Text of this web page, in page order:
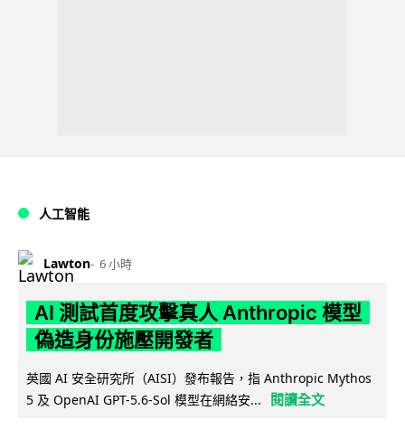
人工智能
Lawton 6 小時
AI 測試首度攻擊真人 Anthropic 模型
偽造身份施壓開發者
英國 AI 安全研究所（AISI）發布報告，指 Anthropic Mythos
5 及 OpenAI GPT-5.6-Sol 模型在網絡安...
閱讀全文